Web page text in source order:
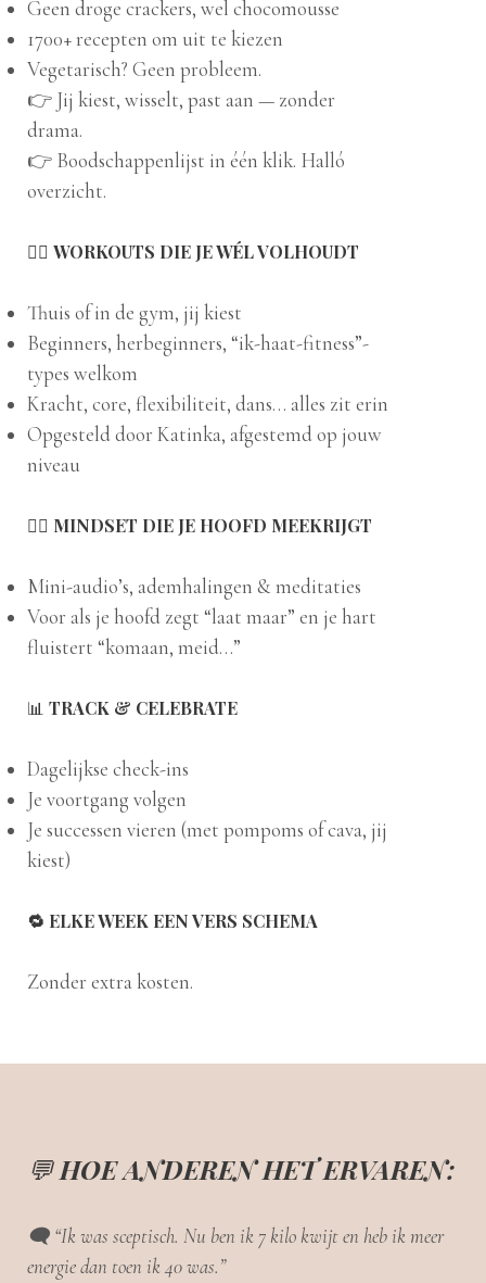
Geen droge crackers, wel chocomousse
1700+ recepten om uit te kiezen
Vegetarisch? Geen probleem.
👉 Jij kiest, wisselt, past aan — zonder
drama.
👉 Boodschappenlijst in één klik. Halló
overzicht.
🏋️‍♀️ WORKOUTS DIE JE WÉL VOLHOUDT
Thuis of in de gym, jij kiest
Beginners, herbeginners, “ik-haat-fitness”-
types welkom
Kracht, core, flexibiliteit, dans… alles zit erin
Opgesteld door Katinka, afgestemd op jouw
niveau
🧘‍♀️ MINDSET DIE JE HOOFD MEEKRIJGT
Mini-audio’s, ademhalingen & meditaties
Voor als je hoofd zegt “laat maar” en je hart
fluistert “komaan, meid…”
📊 TRACK & CELEBRATE
Dagelijkse check-ins
Je voortgang volgen
Je successen vieren (met pompoms of cava, jij
kiest)
🔁 ELKE WEEK EEN VERS SCHEMA
Zonder extra kosten.
💬HOE ANDEREN HET ERVAREN:
🗨️ “Ik was sceptisch. Nu ben ik 7 kilo kwijt en heb ik meer
energie dan toen ik 40 was.”